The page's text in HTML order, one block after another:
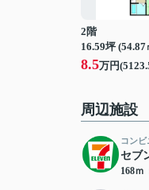
2階
16.59坪 (54.87
8.5万円
周辺施設
コン
セブ
168ｍ